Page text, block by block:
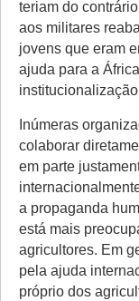
teriam do
aos militares
jovens que eram
ajuda para a
Inúmeras
colaborar
em parte
a propaganda
está mais
agricultores. Em
pela ajuda
próprio dos